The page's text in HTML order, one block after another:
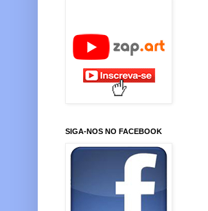
SIGA-NOS NO FACEBOOK